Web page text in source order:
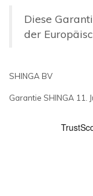
Diese
der
SHINGA BV
Garantie SHINGA 11.